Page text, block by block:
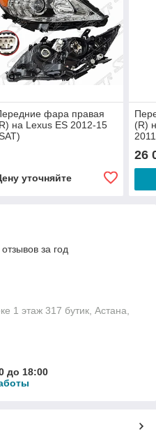
фара правая
на Lexus ES 2012-15
уточняйте
(R)
26
за год
1 этаж 317 бутик, Астана,
до 18:00